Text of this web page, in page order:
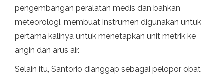
pengembangan peralatan medis dan bahkan
meteorologi, membuat instrumen digunakan untuk
pertama kalinya untuk menetapkan unit metrik ke
angin dan arus air.
Selain itu, Santorio dianggap sebagai pelopor obat